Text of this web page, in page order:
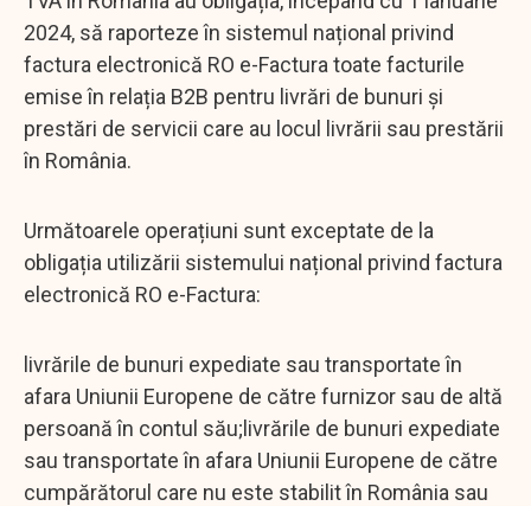
2024, să raporteze în sistemul național privind
factura electronică RO e-Factura toate facturile
emise în relația B2B pentru livrări de bunuri și
prestări de servicii care au locul livrării sau prestării
în România.
Următoarele operațiuni sunt exceptate de la
obligația utilizării sistemului național privind factura
electronică RO e-Factura:
livrările de bunuri expediate sau transportate în
afara Uniunii Europene de către furnizor sau de altă
persoană în contul său;livrările de bunuri expediate
sau transportate în afara Uniunii Europene de către
cumpărătorul care nu este stabilit în România sau